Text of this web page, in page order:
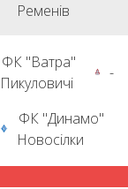
Ременів
ФК "Ватра"
Пикуловичі
-
ФК "Динамо"
Новосілки